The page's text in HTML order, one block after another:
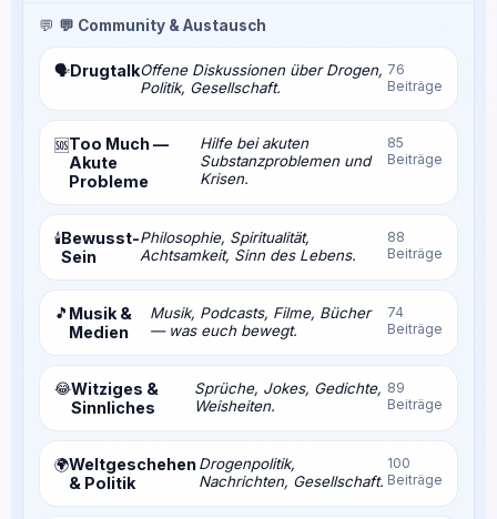
💬 💬 Community & Austausch
🗣️DrugtalkOffene Diskussionen über Drogen,
Politik, Gesellschaft.
76
Beiträge
🆘Too Much —
Akute
Probleme
Hilfe bei akuten
Substanzproblemen und
Krisen.
85
Beiträge
🕯️Bewusst-
Sein
Philosophie, Spiritualität,
Achtsamkeit, Sinn des Lebens.
88
Beiträge
🎵 Musik &
Medien
Musik, Podcasts, Filme, Bücher
— was euch bewegt.
74
Beiträge
😂Witziges &
Sinnliches
Sprüche, Jokes, Gedichte,
Weisheiten.
89
Beiträge
🌍Weltgeschehen
& Politik
Drogenpolitik,
Nachrichten, Gesellschaft.
100
Beiträge